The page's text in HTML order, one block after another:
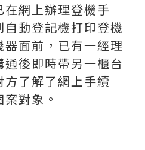
網上辦理登機手
動登記機打印登機
面前，已有一經理
後即時帶另一櫃台
了解了網上手續
對象。